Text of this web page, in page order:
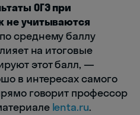
ОГЭ при
не учитываются
среднему баллу
на итоговые
этот балл, —
в интересах самого
говорит профессор
lenta.ru.